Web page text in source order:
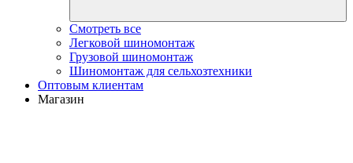
Смотреть все
Легковой шиномонтаж
Грузовой шиномонтаж
Шиномонтаж для сельхозтехники
Оптовым клиентам
Магазин